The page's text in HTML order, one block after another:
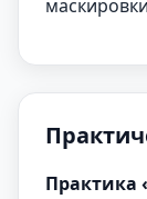
Практика